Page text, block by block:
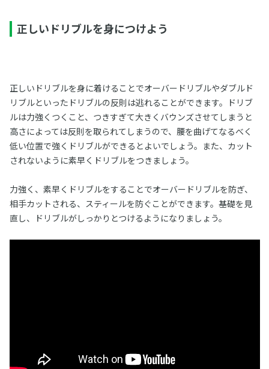
正しいドリブルを身につけよう
正しいドリブルを身に着けることでオーバードリブルやダブルド
リブルといったドリブルの反則は逃れることができます。ドリブ
ルは力強くつくこと、つきすぎて大きくバウンズさせてしまうと
高さによっては反則を取られてしまうので、腰を曲げてなるべく
低い位置で強くドリブルができるとよいでしょう。また、カット
されないように素早くドリブルをつきましょう。
力強く、素早くドリブルをすることでオーバードリブルを防ぎ、
相手カットされる、スティールを防ぐことができます。基礎を見
直し、ドリブルがしっかりとつけるようになりましょう。